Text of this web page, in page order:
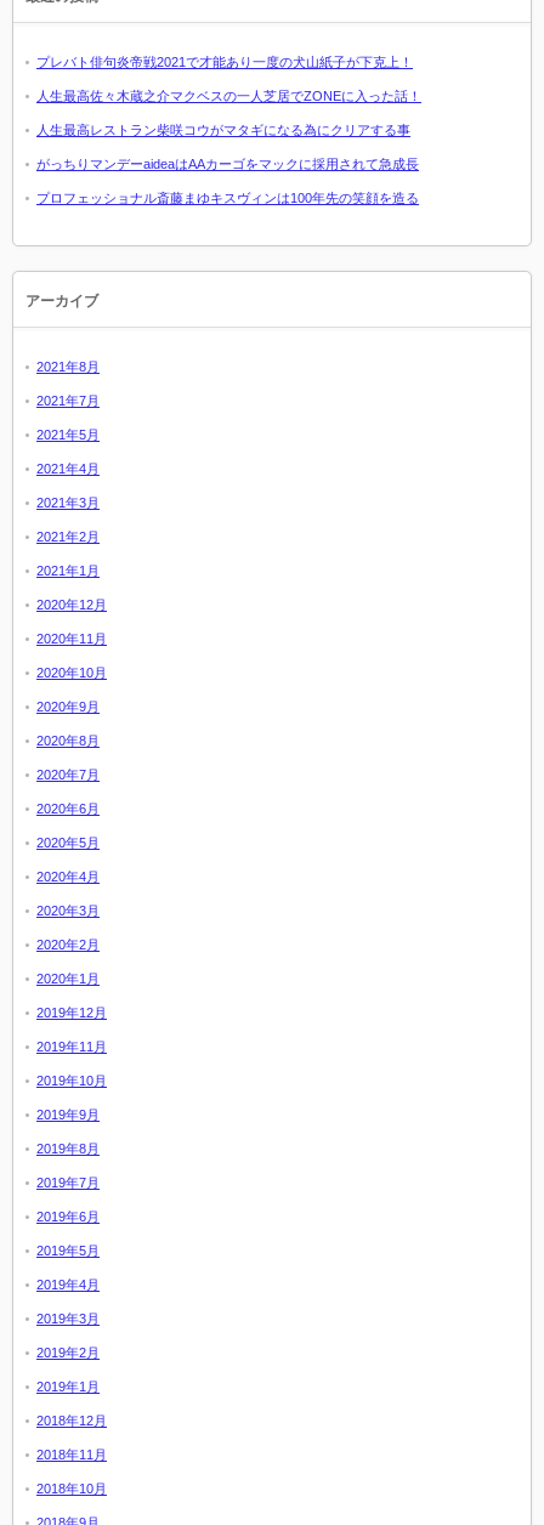
プレバト俳句炎帝戦2021で才能あり一度の犬山紙子が下克上！
人生最高佐々木蔵之介マクベスの一人芝居でZONEに入った話！
人生最高レストラン柴咲コウがマタギになる為にクリアする事
がっちりマンデーaideaはAAカーゴをマックに採用されて急成長
プロフェッショナル斎藤まゆキスヴィンは100年先の笑顔を造る
アーカイブ
2021年8月
2021年7月
2021年5月
2021年4月
2021年3月
2021年2月
2021年1月
2020年12月
2020年11月
2020年10月
2020年9月
2020年8月
2020年7月
2020年6月
2020年5月
2020年4月
2020年3月
2020年2月
2020年1月
2019年12月
2019年11月
2019年10月
2019年9月
2019年8月
2019年7月
2019年6月
2019年5月
2019年4月
2019年3月
2019年2月
2019年1月
2018年12月
2018年11月
2018年10月